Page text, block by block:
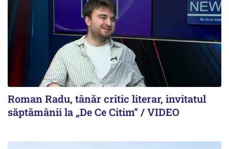
Roman Radu, tânăr critic literar, invitatul
săptămânii la „De Ce Citim” / VIDEO